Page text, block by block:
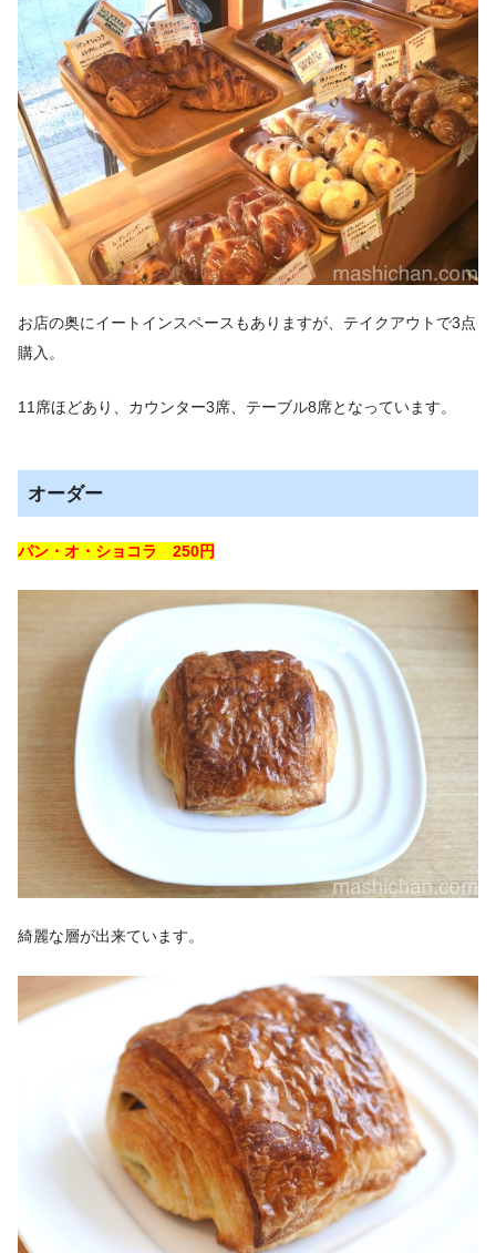
お店の奥にイートインスペースもありますが、テイクアウトで3点
購入。
11席ほどあり、カウンター3席、テーブル8席となっています。
オーダー
パン・オ・ショコラ 250円
綺麗な層が出来ています。